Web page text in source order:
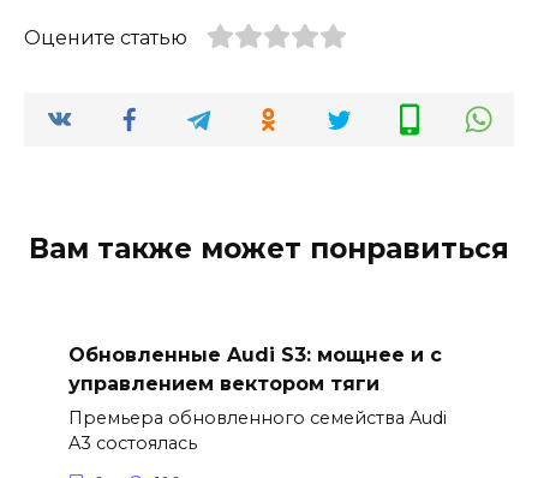
Оцените статью
Вам также может понравиться
Обновленные Audi S3: мощнее и с
управлением вектором тяги
Премьера обновленного семейства Audi
A3 состоялась